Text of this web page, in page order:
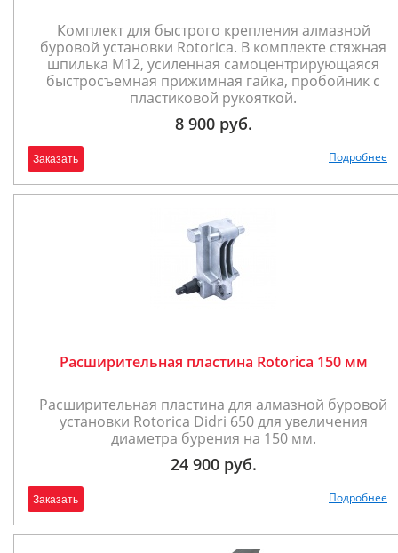
Комплект для быстрого крепления алмазной
буровой установки Rotorica. В комплекте стяжная
шпилька М12, усиленная самоцентрирующаяся
быстросъемная прижимная гайка, пробойник с
пластиковой рукояткой.
8 900 руб.
Заказать Подробнее
Расширительная пластина Rotorica 150 мм
Расширительная пластина для алмазной буровой
установки Rotorica Didri 650 для увеличения
диаметра бурения на 150 мм.
24 900 руб.
Заказать Подробнее